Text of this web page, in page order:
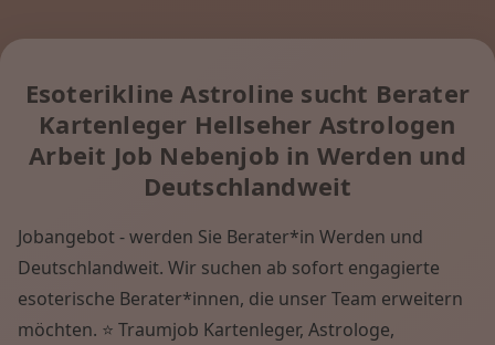
Lenormandkarten
Menü: Beraterübersicht Kategorien
Menü: Kartenlegen kostenlos, Jobs,
Wissen von A - Z
Esoterikline Astroline sucht Berater
Kartenleger Hellseher Astrologen
Arbeit Job Nebenjob in Werden und
Deutschlandweit
Jobangebot - werden Sie Berater*in Werden und
Deutschlandweit. Wir suchen ab sofort engagierte
esoterische Berater*innen, die unser Team erweitern
möchten. ⭐ Traumjob Kartenleger, Astrologe,